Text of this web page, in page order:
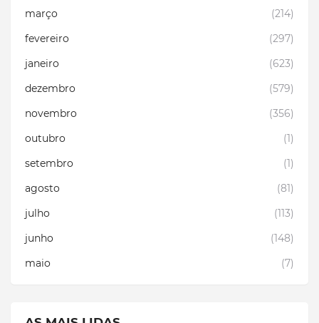
março
(214)
fevereiro
(297)
janeiro
(623)
dezembro
(579)
novembro
(356)
outubro
(1)
setembro
(1)
agosto
(81)
julho
(113)
junho
(148)
maio
(7)